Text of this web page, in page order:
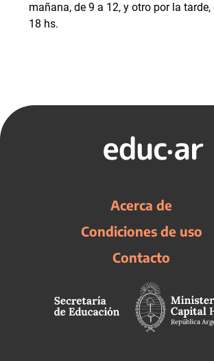
mañana, de 9 a 12, y otro por la tarde,
18 hs.
Acerca de
Condiciones de uso
Contacto